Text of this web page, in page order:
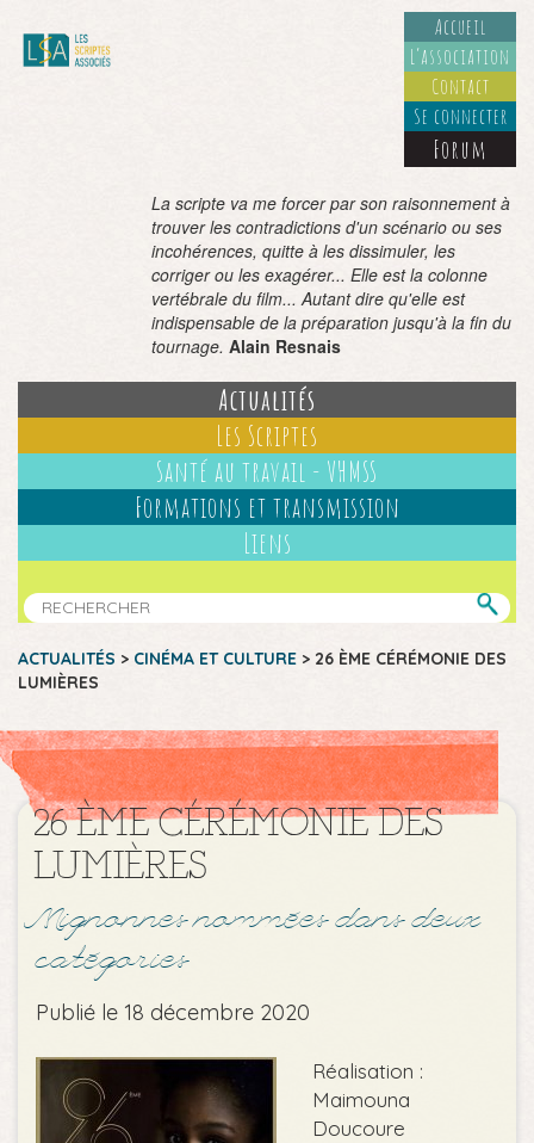
Accueil
L’association
Contact
Se connecter
Forum
La scripte va me forcer par son raisonnement à
trouver les contradictions d'un scénario ou ses
incohérences, quitte à les dissimuler, les
corriger ou les exagérer... Elle est la colonne
vertébrale du film... Autant dire qu'elle est
indispensable de la préparation jusqu'à la fin du
tournage. Alain Resnais
Actualités
Les Scriptes
Santé au travail - VHMSS
Formations et transmission
Liens
ACTUALITÉS > CINÉMA ET CULTURE > 26 ÈME CÉRÉMONIE DES
LUMIÈRES
26 ÈME CÉRÉMONIE DES
LUMIÈRES
Mignonnes nommées dans deux
catégories
Publié le 18 décembre 2020
Réalisation :
Maimouna
Doucoure